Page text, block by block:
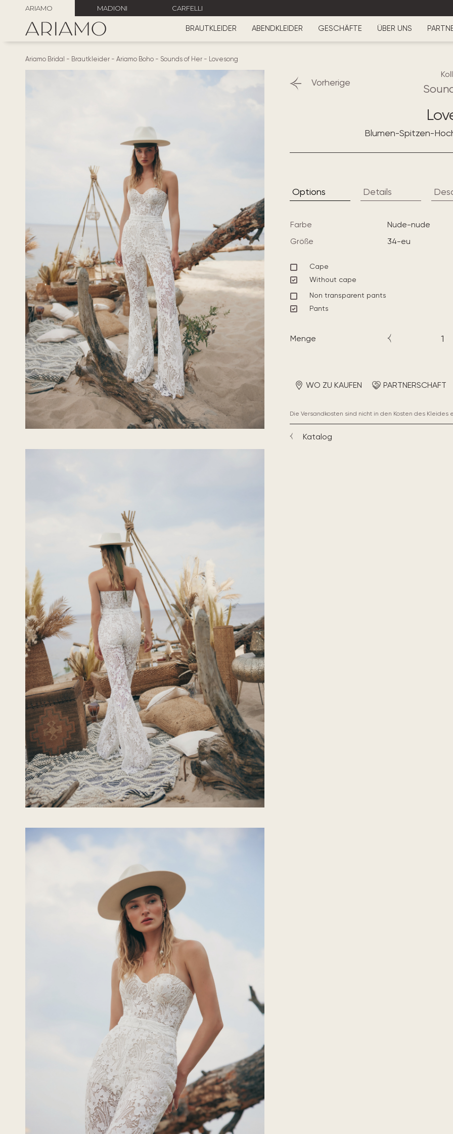
ARIAMO MADIONI CARFELLI
BRAUTKLEIDER ABENDKLEIDER GESCHÄFTE ÜBER UNS
Ariamo Bridal - Brautkleider - Ariamo Boho - Sounds of Her - Lovesong
Vorherige
Blumen-Spitzen-
Options Details
Farbe
nude-nude
Größe
34-eu
Cape
Without cape
Non transparent pants
Pants
Menge
WO ZU KAUFEN PARTNERSCHAFT
Die Versandkosten sind nicht in den Kosten des Kleides
Katalog